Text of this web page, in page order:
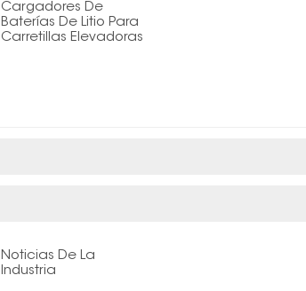
Cargadores De
Baterías De Litio Para
Carretillas Elevadoras
Noticias De La
Industria